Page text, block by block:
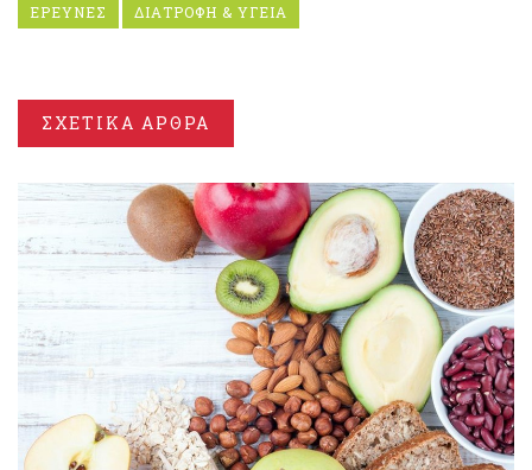
ΕΡΕΥΝΕΣ ΔΙΑΤΡΟΦΗ & ΥΓΕΙΑ
ΣΧΕΤΙΚΑ ΑΡΘΡΑ